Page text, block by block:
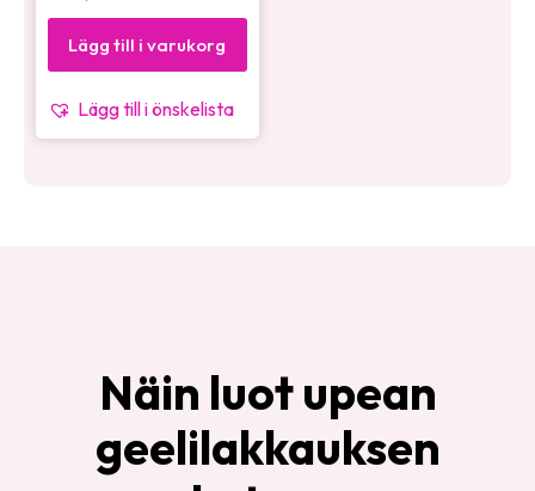
Lägg till i varukorg
Lägg till i önskelista
Näin luot upean
geelilakkauksen